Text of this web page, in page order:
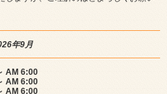
年9月
AM 6:00
AM 6:00
AM 6:00